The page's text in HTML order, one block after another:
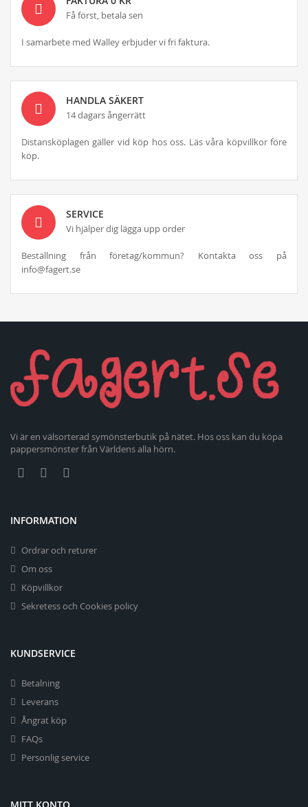
Få först, betala sen
I samarbete med Walley erbjuder vi fri faktura.
HANDLA SÄKERT
14 dagars ångerrätt
Distansköplagen gäller vid köp hos oss. Läs våra köpvillkor före
köp.
SERVICE
Vi hjälper dig lägga upp order
Beställning från företag/kommun? Kontakta oss på
info@fagert.se
Vi är en välsorterad symönsterbutik på nätet. Hos oss kan du köpa
pappersmönster från Världens alla hörn.
INFORMATION
Ordrar och returer
Om oss
Köpvillkor
Sekretess och Cookies policy
KUNDSERVICE
Betalning
Leverans
Ångrat köp
FAQs
Personlig service